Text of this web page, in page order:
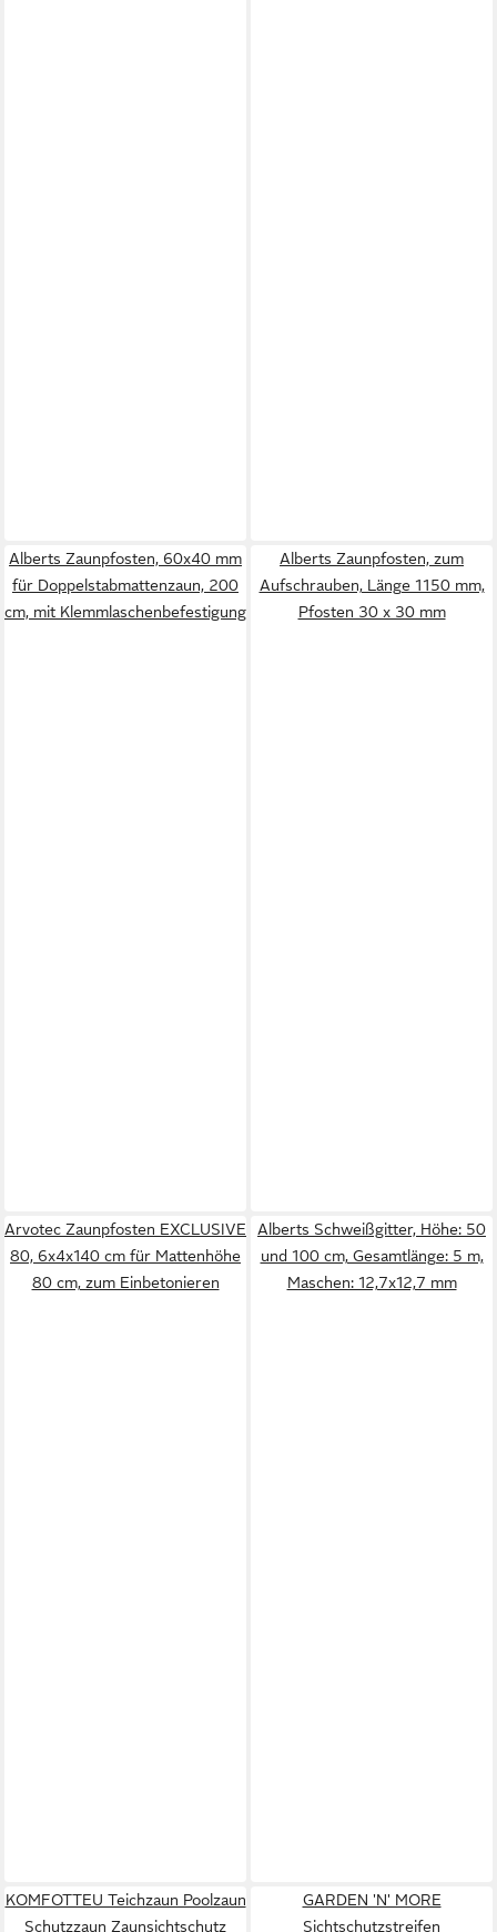
Alberts Zaunpfosten, 60x40 mm
für Doppelstabmattenzaun, 200
cm, mit Klemmlaschenbefestigung
Alberts Zaunpfosten, zum
Aufschrauben, Länge 1150 mm,
Pfosten 30 x 30 mm
Arvotec Zaunpfosten EXCLUSIVE
80, 6x4x140 cm für Mattenhöhe
80 cm, zum Einbetonieren
Alberts Schweißgitter, Höhe: 50
und 100 cm, Gesamtlänge: 5 m,
Maschen: 12,7x12,7 mm
KOMFOTTEU Teichzaun Poolzaun
Schutzzaun Zaunsichtschutz
GARDEN 'N' MORE
Sichtschutzstreifen